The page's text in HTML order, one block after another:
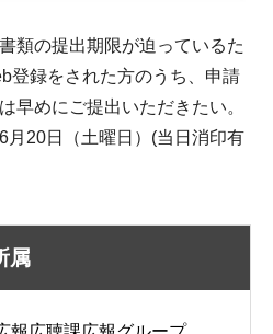
類の提出期限が迫っているた
登録をされた方のうち、申請
早めにご提出いただきたい。
月20日（土曜日）(当日消印有
属